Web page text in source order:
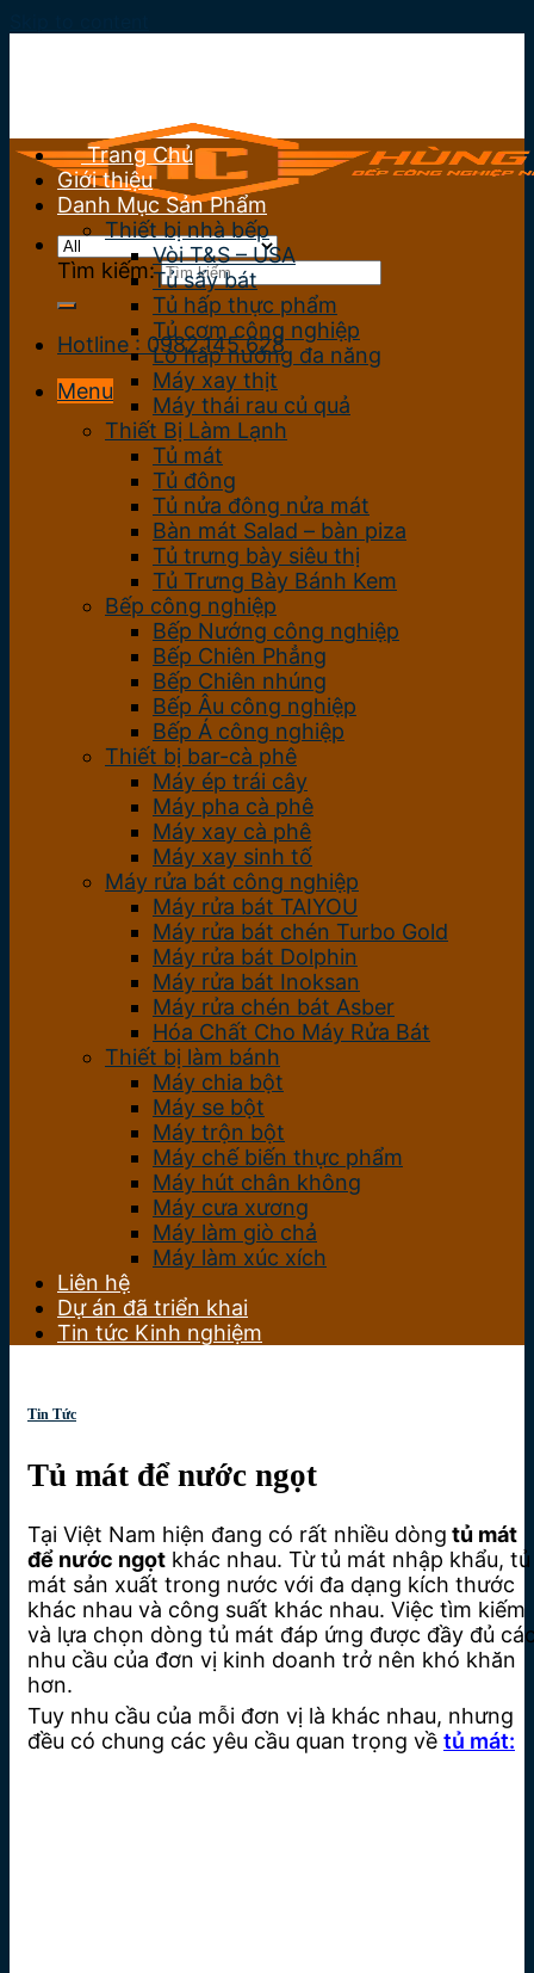
Tìm kiếm:
Hotline : 0982.145.628
Menu
Trang Chủ
Giới thiệu
Danh Mục Sản Phẩm
Thiết bị nhà bếp
Vòi T&S – USA
Tủ sấy bát
Tủ hấp thực phẩm
Tủ cơm công nghiệp
Lò hấp nướng đa năng
Máy xay thịt
Máy thái rau củ quả
Thiết Bị Làm Lạnh
Tủ mát
Tủ đông
Tủ nửa đông nửa mát
Bàn mát Salad – bàn piza
Tủ trưng bày siêu thị
Tủ Trưng Bày Bánh Kem
Bếp công nghiệp
Bếp Nướng công nghiệp
Bếp Chiên Phẳng
Bếp Chiên nhúng
Bếp Âu công nghiệp
Bếp Á công nghiệp
Thiết bị bar-cà phê
Máy ép trái cây
Máy pha cà phê
Máy xay cà phê
Máy xay sinh tố
Máy rửa bát công nghiệp
Máy rửa bát TAIYOU
Máy rửa bát chén Turbo Gold
Máy rửa bát Dolphin
Máy rửa bát Inoksan
Máy rửa chén bát Asber
Hóa Chất Cho Máy Rửa Bát
Thiết bị làm bánh
Máy chia bột
Máy se bột
Máy trộn bột
Máy chế biến thực phẩm
Máy hút chân không
Máy cưa xương
Máy làm giò chả
Máy làm xúc xích
Liên hệ
Dự án đã triển khai
Tin tức Kinh nghiệm
Tin Tức
Tủ mát để nước ngọt
Tại Việt Nam hiện đang có rất nhiều dòng tủ mát
để nước ngọt khác nhau. Từ tủ mát nhập khẩu, tủ
mát sản xuất trong nước với đa dạng kích thước
khác nhau và công suất khác nhau. Việc tìm kiếm
và lựa chọn dòng tủ mát đáp ứng được đầy đủ
nhu cầu của đơn vị kinh doanh trở nên khó khăn
hơn.
Tuy nhu cầu của mỗi đơn vị là khác nhau, nhưng
đều có chung các yêu cầu quan trọng về tủ mát: